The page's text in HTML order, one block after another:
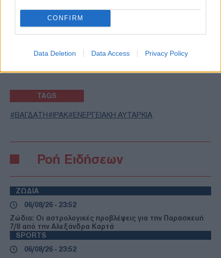
CONFIRM
Data Deletion Data Access Privacy Policy
ΑΚΟΛΟΥΘΗΣΤΕ ΜΑΣ ΣΤΟ GOOGLE
NEWS ΚΑΝΟΝΤΑΣ ΚΛΙΚ ΕΔΩ
TAGS
ΒΑΓΔΑΤΗ ΙΡΑΚ ΕΝΕΡΓΕΙΑΚΗ ΑΥΤΑΡΚΙΑ
Ροή Ειδήσεων
ΖΩΔΙΑ
06/08/26 - 23:52
Ζώδια: Οι αστρολογικές προβλέψεις για την Παρασκευή
7/8 από την Αλεξάνδρα Καρτά
SPORTS
06/08/26 - 23:52